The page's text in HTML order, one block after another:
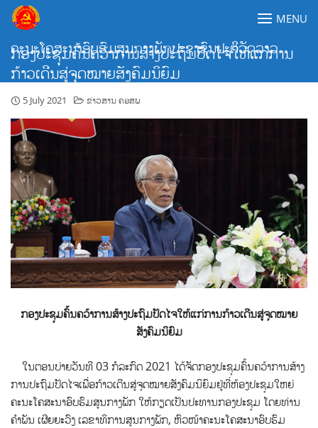
Skip
content
ຄະນະໂຄສະນາອົບຮົມສູນກາງພັກປະຊາຊົນປະຕິວັດລາວ
MENU
ກອງປະຊຸມຄົ້ນຄວ້າການສ້າງປະຖົມປັດໄຈໃຫ້ແກ່ການ
ກ້າວເດີນສູ່ຈຸດໝາຍສັງຄົມນິຍົມ
5 July 2021 ຂ່າວສານ ຄອສພ
ກອງປະຊຸມຄົ້ນຄວ້າການສ້າງປະຖົມປັດໄຈໃຫ້ແກ່ການກ້າວເດີນສູ່ຈຸດໝາຍ
ສັງຄົມນິຍົມ
ໃນຕອນບ່າຍວັນທີ 03 ກໍລະກົດ 2021 ໄດ້ຈັດກອງປະຊຸມຄົ້ນຄວ້າການສ້າງ
ການປະຖົມປັດໄຈເພື່ອກ້າວເດີນສູ່ຈຸດໝາຍສັງຄົມນິຍົມຢູ່ທີ່ຫ້ອງປະຊຸມໃຫຍ່
ຄະນະໂຄສະນາອົບຮົມສູນກາງພັກ ໃຫ້ກຽດເປັນປະທານກອງປະຊຸມ ໂດຍທ່ານ
ຄຳພັນ ເຜີຍຍະວົງ ເລຂາທິການສູນກາງພັກ, ຫົວໜ້າຄະນະໂຄສະນາອົບຮົມ